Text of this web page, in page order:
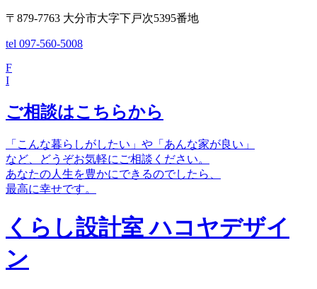
〒879-7763 大分市大字下戸次5395番地
tel 097-560-5008
F
I
ご相談はこちらから
「こんな暮らしがしたい」や「あんな家が良い」
など、どうぞお気軽にご相談ください。
あなたの人生を豊かにできるのでしたら、
最高に幸せです。
くらし設計室 ハコヤデザイ
ン